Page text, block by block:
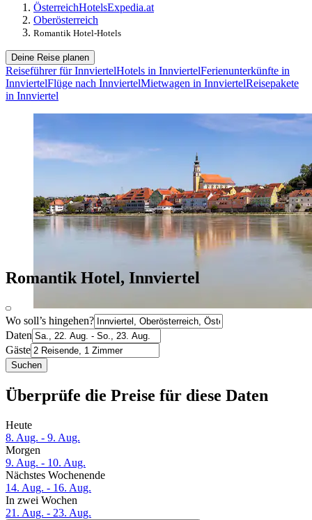
ÖsterreichHotelsExpedia.at
Oberösterreich
Romantik Hotel-Hotels
Deine Reise planen
Reiseführer für InnviertelHotels in InnviertelFerienunterkünfte in
InnviertelFlüge nach InnviertelMietwagen in InnviertelReisepakete
in Innviertel
Romantik Hotel, Innviertel
Wo soll’s hingehen?
Daten
Gäste
Suchen
Überprüfe die Preise für diese Daten
Heute
8. Aug. - 9. Aug.
Morgen
9. Aug. - 10. Aug.
Nächstes Wochenende
14. Aug. - 16. Aug.
In zwei Wochen
21. Aug. - 23. Aug.